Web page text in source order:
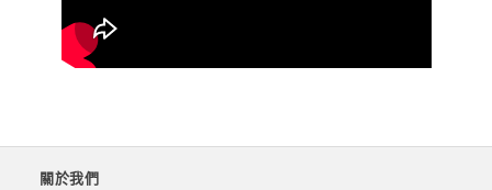
關於我們